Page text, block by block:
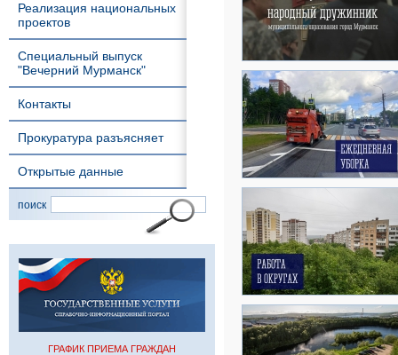
Реализация национальных
проектов
Специальный выпуск
"Вечерний Мурманск"
Контакты
Прокуратура разъясняет
Открытые данные
поиск
ГРАФИК ПРИЕМА ГРАЖДАН